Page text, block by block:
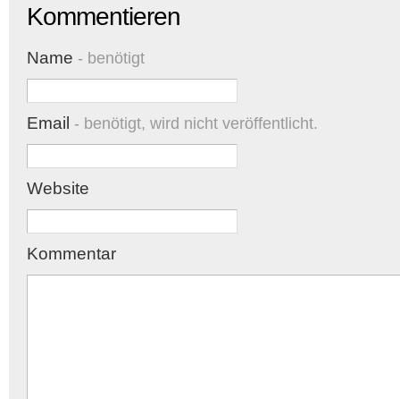
Kommentieren
Name - benötigt
Email - benötigt, wird nicht veröffentlicht.
Website
Kommentar